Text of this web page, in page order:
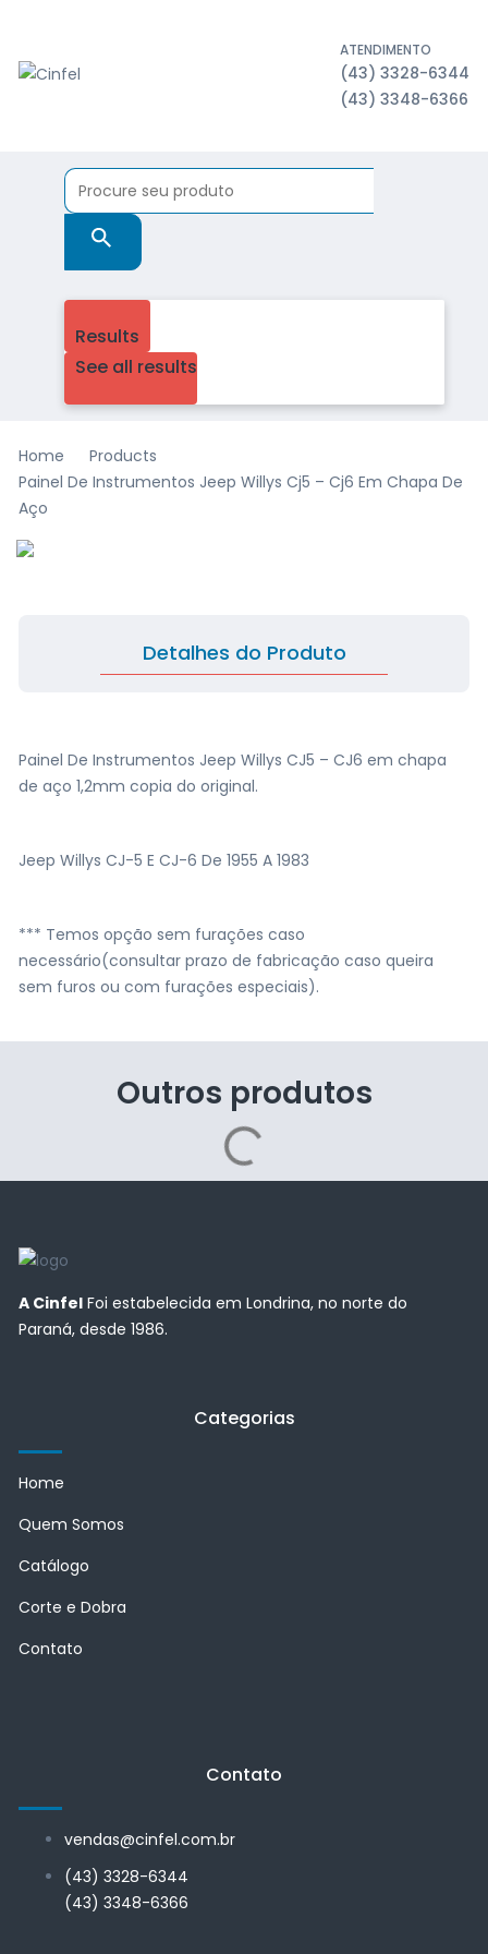
ATENDIMENTO
(43) 3328-6344
(43) 3348-6366
Results
See all results
Home
Products
Painel De Instrumentos Jeep Willys Cj5 – Cj6 Em Chapa De
Aço
Detalhes do Produto
Painel De Instrumentos Jeep Willys CJ5 – CJ6 em chapa
de aço 1,2mm copia do original.
Jeep Willys CJ-5 E CJ-6 De 1955 A 1983
*** Temos opção sem furações caso
necessário(consultar prazo de fabricação caso queira
sem furos ou com furações especiais).
Outros produtos
A Cinfel Foi estabelecida em Londrina, no norte do
Paraná, desde 1986.
Categorias
Home
Quem Somos
Catálogo
Corte e Dobra
Contato
Contato
vendas@cinfel.com.br
(43) 3328-6344
(43) 3348-6366